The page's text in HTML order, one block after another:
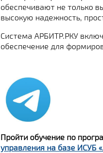
обеспечивают не только
высокую надежность,
Система АРБИТР.РКУ
обеспечение для
Пройти обучение по
управления на базе ИСУБ